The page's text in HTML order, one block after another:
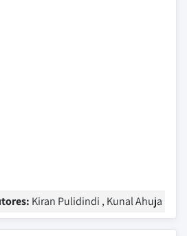
Kiran Pulidindi , Kunal Ahuja